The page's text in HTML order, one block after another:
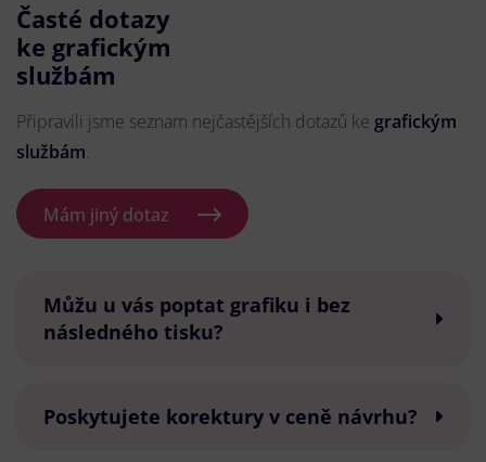
Časté dotazy
ke grafickým
službám
Připravili jsme seznam nejčastějších dotazů ke grafickým
službám.
Mám jiný dotaz
Můžu u vás poptat grafiku i bez
následného tisku?
Poskytujete korektury v ceně návrhu?